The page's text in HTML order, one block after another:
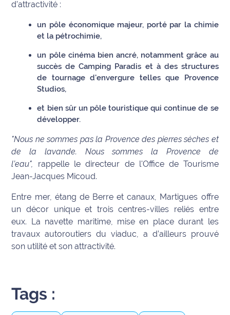
d’attractivité :
un pôle économique majeur, porté par la chimie
et la pétrochimie,
un pôle cinéma bien ancré, notamment grâce au
succès de Camping Paradis et à des structures
de tournage d'envergure telles que Provence
Studios,
et bien sûr un pôle touristique qui continue de se
développer.
"Nous ne sommes pas la Provence des pierres sèches et
de la lavande. Nous sommes la Provence de
l’eau",
rappelle le directeur de l'Office de Tourisme
Jean-Jacques Micoud.
Entre mer, étang de Berre et canaux, Martigues offre
un décor unique et trois centres-villes reliés entre
eux. La navette maritime, mise en place durant les
travaux autoroutiers du viaduc, a d’ailleurs prouvé
son utilité et son attractivité.
Tags :